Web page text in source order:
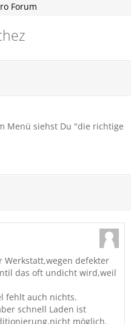
Forum
Menü siehst Du "die richtige
defekter
das oft undicht wird,weil
fehlt auch nichts.
schnell Laden ist
möglich.